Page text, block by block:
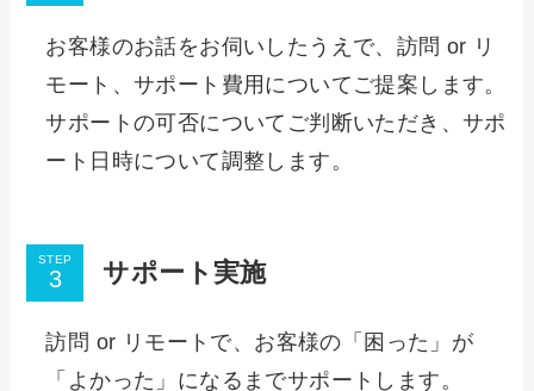
お客様のお話をお伺いしたうえで、訪問 or リ
モート、サポート費用についてご提案します。
サポートの可否についてご判断いただき、サポ
ート日時について調整します。
STEP サポート実施
訪問 or リモートで、お客様の「困った」が
「よかった」になるまでサポートします。